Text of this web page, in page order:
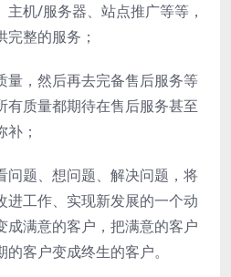
机/服务器、站点推广等等，
整的服务；
量，然后再去完备售后服务等
有质量都期待在售后服务甚至
；
问题、想问题、解决问题，将
进工作、实现新发展的一个动
成满意的客户，把满意的客户
客户变成终生的客户。